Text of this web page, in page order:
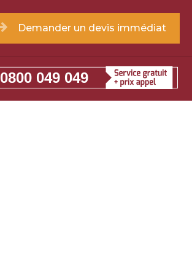
Demander un devis immédiat
0800 049 049